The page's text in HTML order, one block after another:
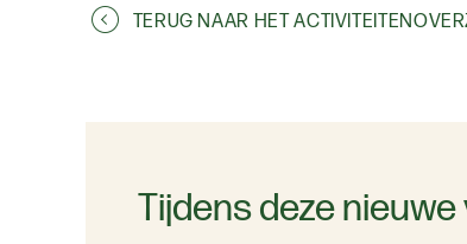
TERUG NAAR HET
Tijdens deze